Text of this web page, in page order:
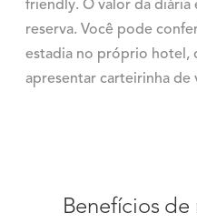
friendly. O valor da diária
reserva. Você pode
estadia no próprio hotel,
apresentar carteirinha de
Benefícios de